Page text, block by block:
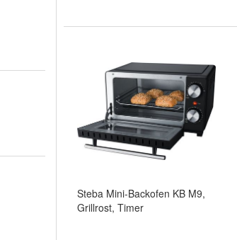
Steba Mini-Backofen KB M9,
Grillrost, Timer